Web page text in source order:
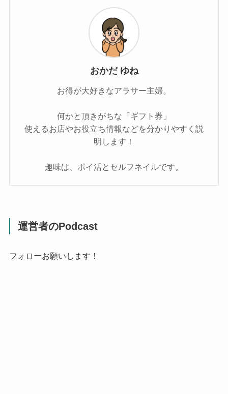
おかだ ゆね
お得が大好きなアラサー主婦。
何かと頂きがちな「ギフト券」
使えるお店やお役立ち情報などを分かりやすく説
明します！
趣味は、ポイ活とセルフネイルです。
運営者のPodcast
フォローお願いします！